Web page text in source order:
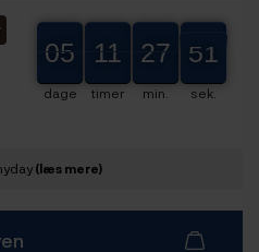
05
05
00
dage
11
11
00
timer
27
27
28
min.
49
50
sek.
(læs mere)